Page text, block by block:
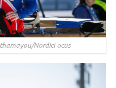
NordicFocus